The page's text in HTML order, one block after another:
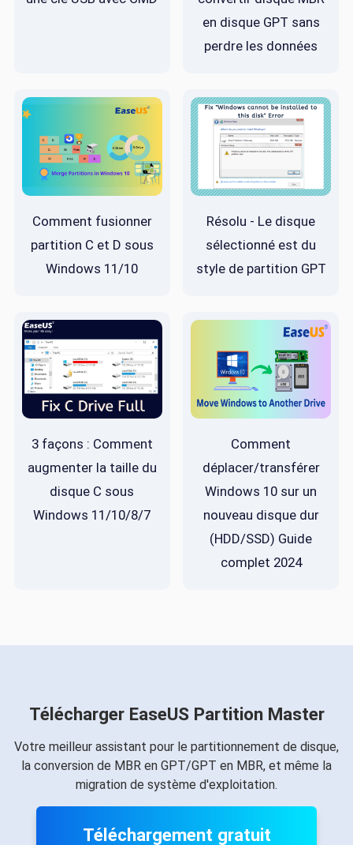
en disque GPT sans
perdre les données
Comment fusionner
partition C et D sous
Windows 11/10
Résolu - Le disque
sélectionné est du
style de partition GPT
3 façons : Comment
augmenter la taille du
disque C sous
Windows 11/10/8/7
Comment
déplacer/transférer
Windows 10 sur un
nouveau disque dur
(HDD/SSD) Guide
complet 2024
Télécharger EaseUS Partition Master
Votre meilleur assistant pour le partitionnement de disque,
la conversion de MBR en GPT/GPT en MBR, et même la
migration de système d'exploitation.
Téléchargement gratuit